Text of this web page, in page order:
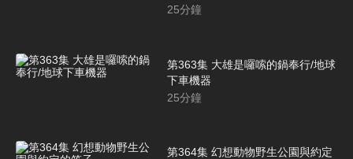
25分鐘
第363集 大雄是囉嗦的鍋奉行/地球
下車機器
25分鐘
第364集 幻想動物野生公園與約定